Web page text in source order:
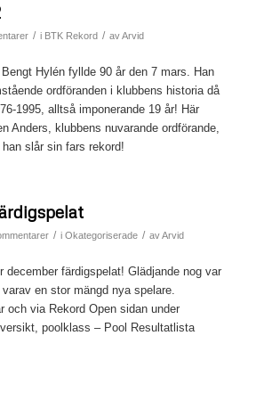
/ i BTK Rekord / avArvid
Hylén fyllde 90 år den 7 mars. Han
ordföranden i klubbens historia då
1995, alltså imponerande 19 år! Här
Anders, klubbens nuvarande ordförande,
slår sin fars rekord!
/ i Okategoriserade / avArvid
december färdigspelat! Glädjande nog var
en stor mängd nya spelare.
och via Rekord Open sidan under
poolklass – Pool Resultatlista